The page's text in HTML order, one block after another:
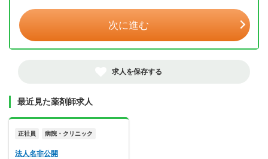
次に進む
求人を保存する
最近見た薬剤師求人
正社員 病院・クリニック
法人名非公開